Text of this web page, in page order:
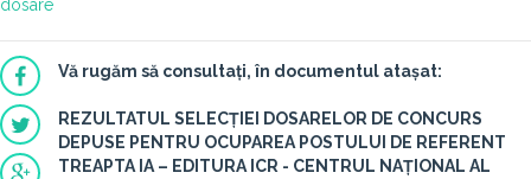
dosare
Vă rugăm să consultați, în documentul atașat:
REZULTATUL SELECȚIEI DOSARELOR DE CONCURS
DEPUSE PENTRU OCUPAREA POSTULUI DE REFERENT
TREAPTA IA – EDITURA ICR - CENTRUL NAȚIONAL AL